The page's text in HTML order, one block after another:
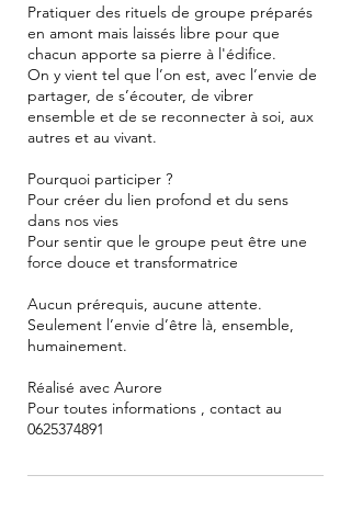
Pratiquer des rituels de groupe préparés
en amont mais laissés libre pour que
chacun apporte sa pierre à l'édifice.
On y vient tel que l’on est, avec l’envie de
partager, de s’écouter, de vibrer
ensemble et de se reconnecter à soi, aux
autres et au vivant.
Pourquoi participer ?
Pour créer du lien profond et du sens
dans nos vies
Pour sentir que le groupe peut être une
force douce et transformatrice
Aucun prérequis, aucune attente.
Seulement l’envie d’être là, ensemble,
humainement.
Réalisé avec Aurore
Pour toutes informations , contact au
0625374891